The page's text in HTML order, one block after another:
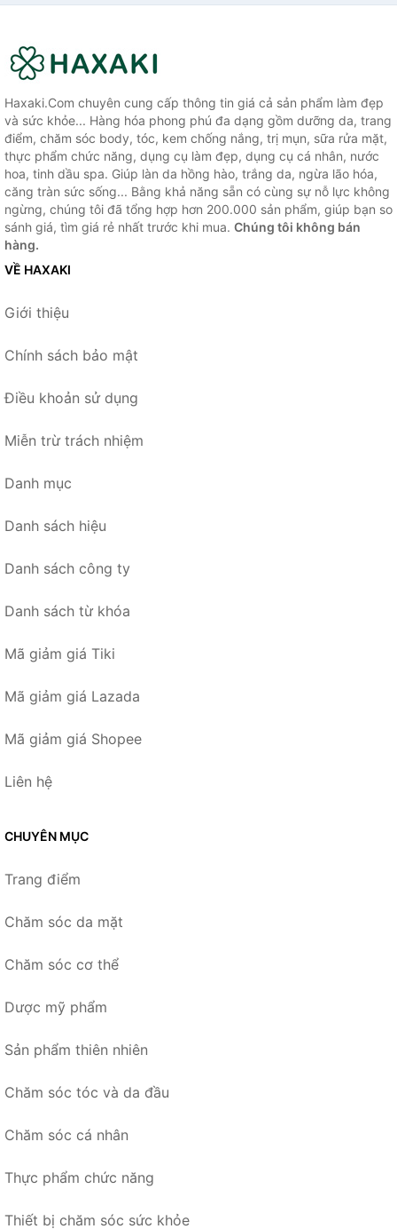
Haxaki.Com chuyên cung cấp thông tin giá cả sản phẩm làm đẹp
và sức khỏe... Hàng hóa phong phú đa dạng gồm dưỡng da, trang
điểm, chăm sóc body, tóc, kem chống nắng, trị mụn, sữa rửa mặt,
thực phẩm chức năng, dụng cụ làm đẹp, dụng cụ cá nhân, nước
hoa, tinh dầu spa. Giúp làn da hồng hào, trắng da, ngừa lão hóa,
căng tràn sức sống... Bằng khả năng sẵn có cùng sự nỗ lực không
ngừng, chúng tôi đã tổng hợp hơn 200.000 sản phẩm, giúp bạn so
sánh giá, tìm giá rẻ nhất trước khi mua. Chúng tôi không bán
hàng.
VỀ HAXAKI
Giới thiệu
Chính sách bảo mật
Điều khoản sử dụng
Miễn trừ trách nhiệm
Danh mục
Danh sách hiệu
Danh sách công ty
Danh sách từ khóa
Mã giảm giá Tiki
Mã giảm giá Lazada
Mã giảm giá Shopee
Liên hệ
CHUYÊN MỤC
Trang điểm
Chăm sóc da mặt
Chăm sóc cơ thể
Dược mỹ phẩm
Sản phẩm thiên nhiên
Chăm sóc tóc và da đầu
Chăm sóc cá nhân
Thực phẩm chức năng
Thiết bị chăm sóc sức khỏe